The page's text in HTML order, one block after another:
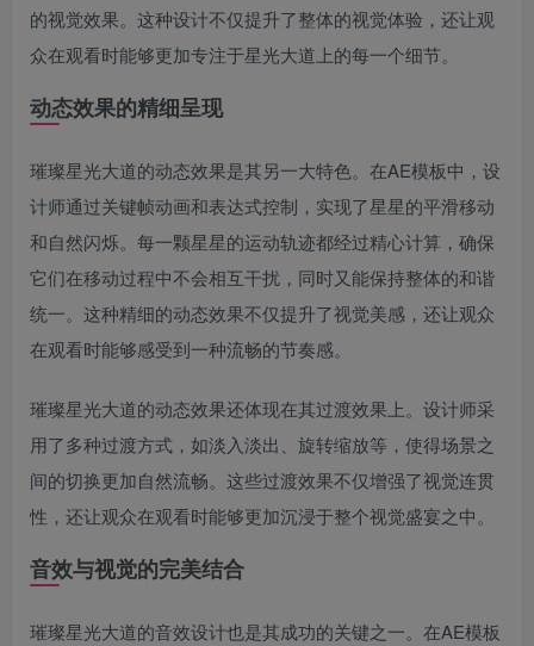
的视觉效果。这种设计不仅提升了整体的视觉体验，还让观
众在观看时能够更加专注于星光大道上的每一个细节。
动态效果的精细呈现
璀璨星光大道的动态效果是其另一大特色。在AE模板中，设
计师通过关键帧动画和表达式控制，实现了星星的平滑移动
和自然闪烁。每一颗星星的运动轨迹都经过精心计算，确保
它们在移动过程中不会相互干扰，同时又能保持整体的和谐
统一。这种精细的动态效果不仅提升了视觉美感，还让观众
在观看时能够感受到一种流畅的节奏感。
璀璨星光大道的动态效果还体现在其过渡效果上。设计师采
用了多种过渡方式，如淡入淡出、旋转缩放等，使得场景之
间的切换更加自然流畅。这些过渡效果不仅增强了视觉连贯
性，还让观众在观看时能够更加沉浸于整个视觉盛宴之中。
音效与视觉的完美结合
璀璨星光大道的音效设计也是其成功的关键之一。在AE模板